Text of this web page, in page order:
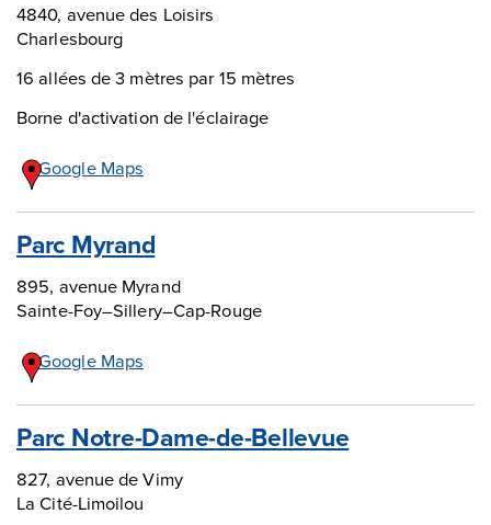
4840, avenue des Loisirs
Charlesbourg
16 allées de 3 mètres par 15 mètres
Borne d'activation de l'éclairage
Google Maps
Parc Myrand
895, avenue Myrand
Sainte-Foy–Sillery–Cap-Rouge
Google Maps
Parc Notre-Dame-de-Bellevue
827, avenue de Vimy
La Cité-Limoilou